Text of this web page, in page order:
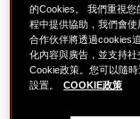
的Cookies。 我們重視
程中提供協助，我們會
合作伙伴將透過cookies
化內容與廣告，並支持
Cookie政策。您可以隨
設置。
COOKIE政策